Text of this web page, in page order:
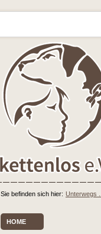
Sie befinden sich hier: Unterwegs ...
HOME